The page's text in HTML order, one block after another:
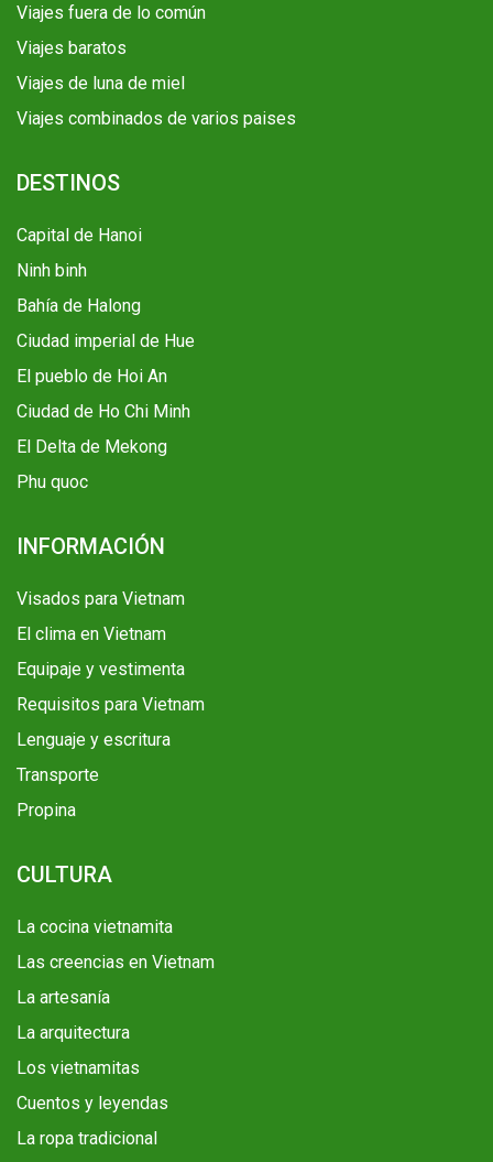
Viajes fuera de lo común
Viajes baratos
Viajes de luna de miel
Viajes combinados de varios paises
DESTINOS
Capital de Hanoi
Ninh binh
Bahía de Halong
Ciudad imperial de Hue
El pueblo de Hoi An
Ciudad de Ho Chi Minh
El Delta de Mekong
Phu quoc
INFORMACIÓN
Visados para Vietnam
El clima en Vietnam
Equipaje y vestimenta
Requisitos para Vietnam
Lenguaje y escritura
Transporte
Propina
CULTURA
La cocina vietnamita
Las creencias en Vietnam
La artesanía
La arquitectura
Los vietnamitas
Cuentos y leyendas
La ropa tradicional